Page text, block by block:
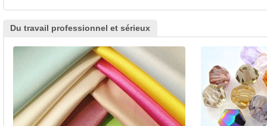
Du travail professionnel et sérieux